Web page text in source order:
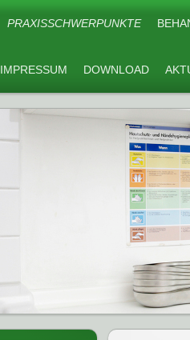
PRAXISSCHWERPUNKTE
IMPRESSUM DOWNLOAD